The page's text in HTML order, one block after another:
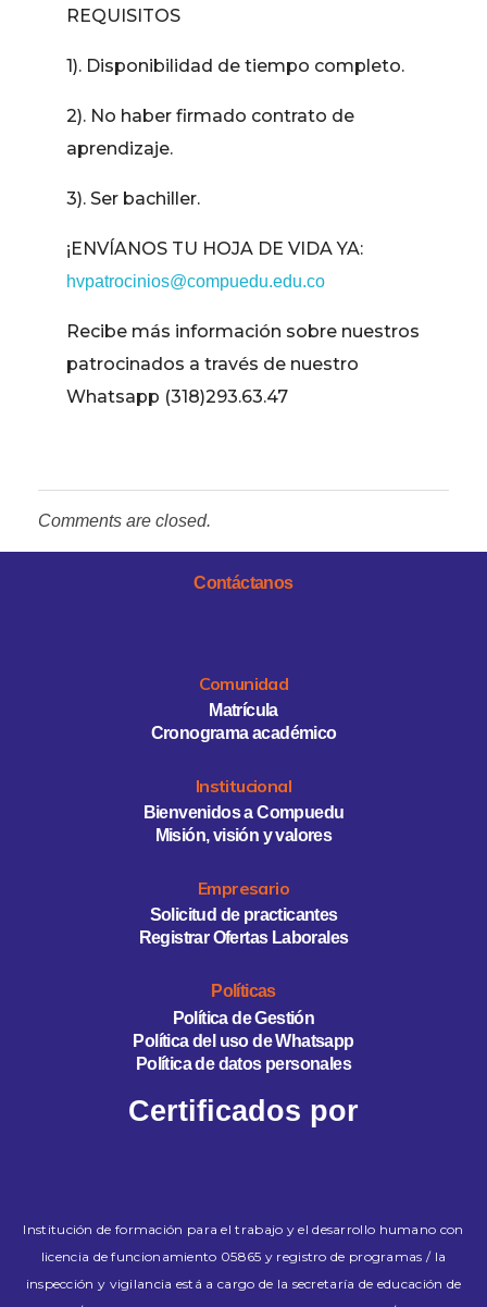
REQUISITOS
1). Disponibilidad de tiempo completo.
2). No haber firmado contrato de
aprendizaje.
3). Ser bachiller.
¡ENVÍANOS TU HOJA DE VIDA YA:
hvpatrocinios@compuedu.edu.co
Recibe más información sobre nuestros
patrocinados a través de nuestro
Whatsapp (318)293.63.47
Comments are closed.
Contáctanos
Comunidad
Matrícula
Cronograma académico
Institucional
Bienvenidos a Compuedu
Misión, visión y valores
Empresario
Solicitud de practicantes
Registrar Ofertas Laborales
Políticas
Política de Gestión
Política del uso de Whatsapp
Política de datos personales
Certificados por
Institución de formación para el trabajo y el desarrollo humano con
licencia de funcionamiento 05865 y registro de programas / la
inspección y vigilancia está a cargo de la secretaría de educación de